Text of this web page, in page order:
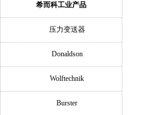
希而科工业产品
压力变送器
Donaldson
Wolftechnik
Burster